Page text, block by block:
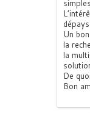
simples.
Un
la
la
De
Bon